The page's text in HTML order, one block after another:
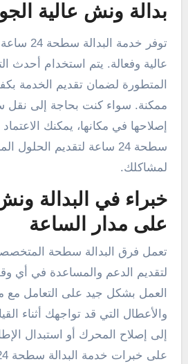
بدالة ونش عالية
توفر خدمة
عالية وفعالة. يتم استخدام أحدث
المتطورة لضمان تقديم الخدمة
ممكنة. سواء كنت بحاجة إلى نقل
إصلاحها في مكانها، يمكنك
سطحة 24 ساعة لتقديم الحلول
لمشاكلك.
خبراء في البدالة
على مدار الساعة
تعمل فرق البدالة سطحة
لتقديم الدعم والمساعدة في أي
العمل بشكل جيد على التعامل
والأعطال التي قد تواجهك أثناء
إلى إصلاح المحرك أو استبدال